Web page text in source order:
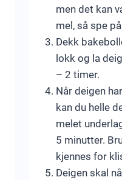
men det kan
mel, så spe
Dekk
lokk og la
– 2 timer.
Når deigen
kan du helle
melet
5 minutter.
kjennes for
Deigen skal